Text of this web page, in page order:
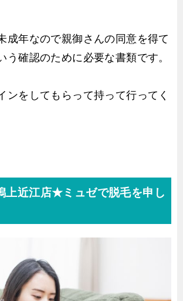
成年なので親御さんの同意を得て
う確認のために必要な書類です。
ンをしてもらって持って行ってく
上近江店★ミュゼで脱毛を申し